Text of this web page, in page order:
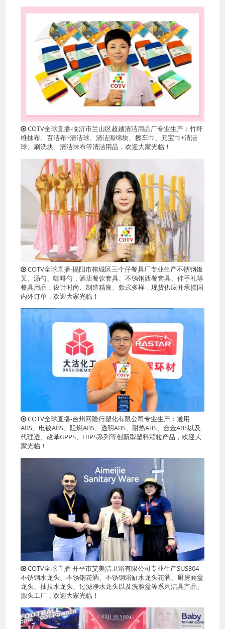
COTV全球直播-临沂市兰山区超越清洁用品厂专业生产：竹纤
维抹布、百洁布+清洁球、清洁海绵块、擦车巾、元宝巾+清洁
球、刷洗块、清洁抺布等清洁用品，欢迎大家光临！
COTV全球直播-揭阳市榕城区三个仔餐具厂专业生产不锈钢饭
叉、汤勺、咖啡勺，酒店餐饮套具、不锈钢西餐套具、伴手礼等
餐具用品，设计时尚、制造精良、款式多样，现货供应并承接国
内外订单，欢迎大家光临！
COTV全球直播-台州回隆行塑化有限公司专业生产：通用
ABS、电镀ABS、阻燃ABS、透明ABS、耐热ABS、合金ABS以及
代理透、改苯GPPS、HIPS系列等创新型塑料颗粒产品，欢迎大
家光临！
COTV全球直播-开平市艾美洁卫浴有限公司专业生产SUS304
不锈钢水龙头、不锈钢花洒、不锈钢浴缸水龙头花洒、厨房面盆
龙头、抽拉水龙头、过滤净水龙头以及洗脸盆等系列洁具产品、
源头工厂，欢迎大家光临！